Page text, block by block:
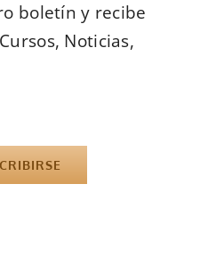
boletín y recibe
Noticias,